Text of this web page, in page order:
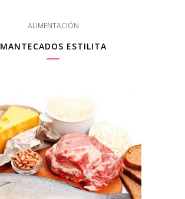
ALIMENTACIÓN
MANTECADOS ESTILITA